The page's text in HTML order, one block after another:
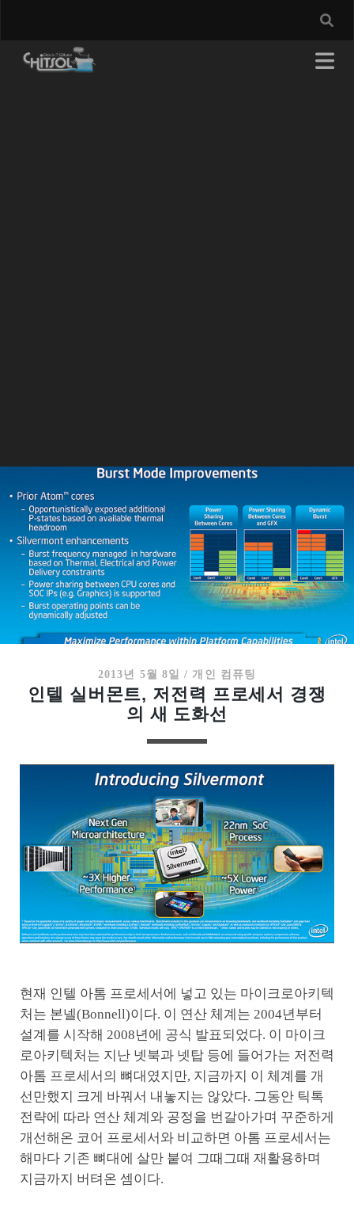
2013년 5월 8일 / 개인 컴퓨팅
인텔 실버몬트, 저전력 프로세서 경쟁
의 새 도화선
현재 인텔 아톰 프로세서에 넣고 있는 마이크로아키텍
처는 본넬(Bonnell)이다. 이 연산 체계는 2004년부터
설계를 시작해 2008년에 공식 발표되었다. 이 마이크
로아키텍처는 지난 넷북과 넷탑 등에 들어가는 저전력
아톰 프로세서의 뼈대였지만, 지금까지 이 체계를 개
선만했지 크게 바꿔서 내놓지는 않았다. 그동안 틱톡
전략에 따라 연산 체계와 공정을 번갈아가며 꾸준하게
개선해온 코어 프로세서와 비교하면 아톰 프로세서는
해마다 기존 뼈대에 살만 붙여 그때그때 재활용하며
지금까지 버텨온 셈이다.